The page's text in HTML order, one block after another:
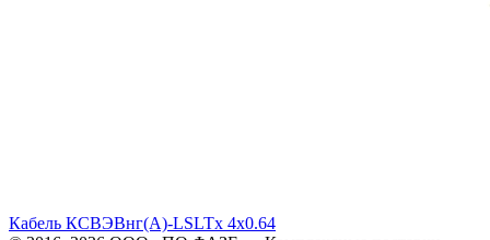
Кабель КСВЭВнг(A)-LSLTx 4х0.64